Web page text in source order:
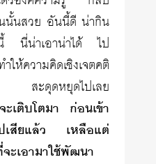
นนั้นสวย อันนี้ดี น่ากิน
นี่น่าเอาน่าได้ ไป
ความคิดเชิงเจตคติ
สะดุดหยุดไปเลย
ะเติบโตมา ก่อนเข้า
ปเสียแล้ว เหลือแต่
ะเอามาใช้พัฒนา